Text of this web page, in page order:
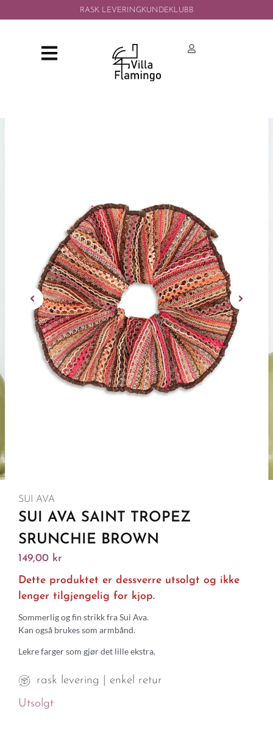
RASK LEVERINGKUNDEKLUBB
SUI AVA
SUI AVA SAINT TROPEZ
SRUNCHIE BROWN
149,00 kr
Dette produktet er dessverre utsolgt og ikke
lenger tilgjengelig for kjop.
Sommerlig og fin strikk fra Sui Ava.
Kan også brukes som armbånd.
Lekre farger som gjør det lille ekstra.
rask levering | enkel retur
Utsolgt